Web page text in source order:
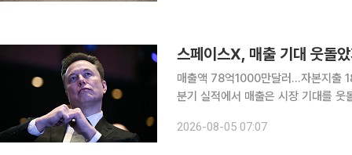
매출액 78억1000만달러…자본지출 184억달러 미국 우주기업 스페이스X
분기 실적에서 매출은 시장 기대를 웃
상을 웃돌았다. 스페이스X의 올해 2
2026-08-05 07:07